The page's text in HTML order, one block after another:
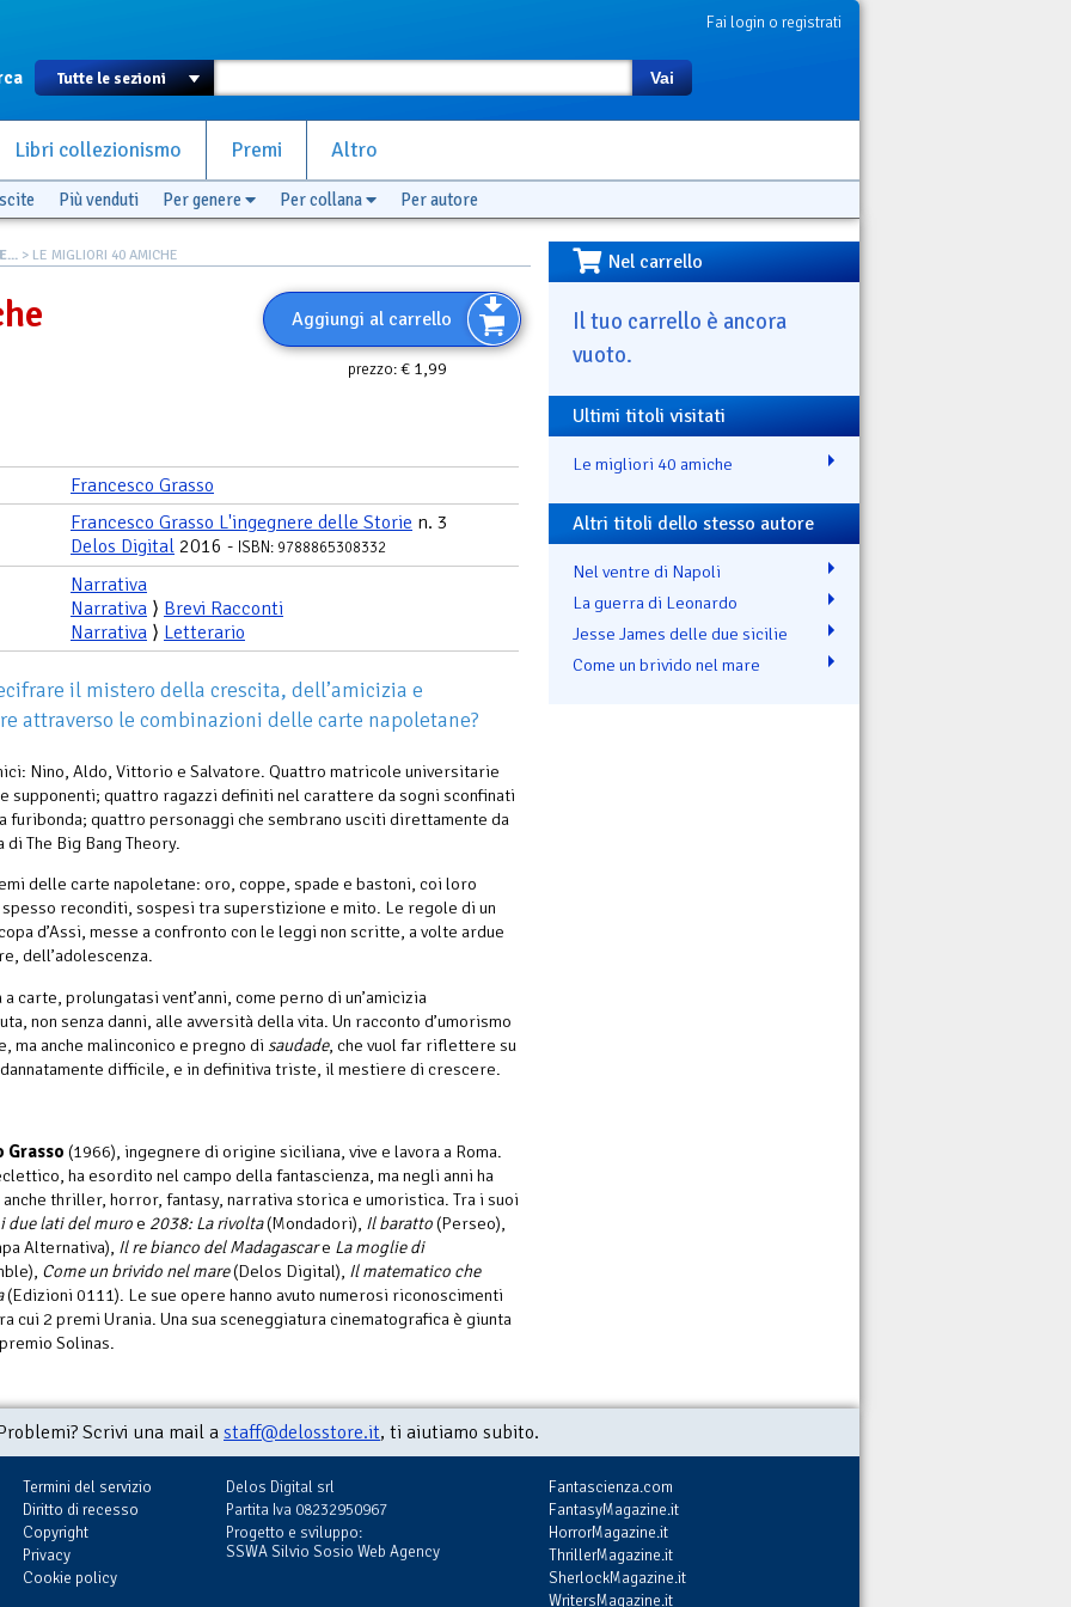
Fai login o registrati
Vai
Libri collezionismo Premi Altro
Più venduti Per genere Per collana Per autore
> LE MIGLIORI 40 AMICHE
Aggiungi al carrello
prezzo:€ 1,99
Francesco Grasso
Francesco Grasso L'ingegnere delle Storie n. 3
Delos Digital 2016 - ISBN: 9788865308332
Narrativa
Narrativa ⟩ Brevi Racconti
Narrativa ⟩ Letterario
il mistero della crescita, dell’amicizia e
attraverso le combinazioni delle carte napoletane?
Nino, Aldo, Vittorio e Salvatore. Quattro matricole universitarie
supponenti; quattro ragazzi definiti nel carattere da sogni sconfinati
furibonda; quattro personaggi che sembrano usciti direttamente da
di The Big Bang Theory.
delle carte napoletane: oro, coppe, spade e bastoni, coi loro
reconditi, sospesi tra superstizione e mito. Le regole di un
d’Assi, messe a confronto con le leggi non scritte, a volte ardue
dell’adolescenza.
carte, prolungatasi vent’anni, come perno di un’amicizia
non senza danni, alle avversità della vita. Un racconto d’umorismo
ma anche malinconico e pregno di saudade, che vuol far riflettere su
difficile, e in definitiva triste, il mestiere di crescere.
Grasso (1966), ingegnere di origine siciliana, vive e lavora a Roma.
ha esordito nel campo della fantascienza, ma negli anni ha
thriller, horror, fantasy, narrativa storica e umoristica. Tra i suoi
due lati del muroe 2038: La rivolta(Mondadori), Il baratto(Perseo),
Alternativa), Il re bianco del Madagascare La moglie di
Come un brivido nel mare(Delos Digital), Il matematico che
(Edizioni 0111). Le sue opere hanno avuto numerosi riconoscimenti
cui 2 premi Urania. Una sua sceneggiatura cinematografica è giunta
Solinas.
Nel carrello
Il tuo carrello è ancora
vuoto.
Ultimi titoli visitati
Le migliori 40 amiche
Altri titoli dello stesso autore
Nel ventre di Napoli
La guerra di Leonardo
Jesse James delle due sicilie
Come un brivido nel mare
Scrivi una mail a staff@delosstore.it, ti aiutiamo subito.
Termini del servizio
Diritto di recesso
Copyright
Privacy
Cookie policy
Delos Digital srl
Partita Iva 08232950967
Progetto e sviluppo:
SSWA Silvio Sosio Web Agency
Fantascienza.com
FantasyMagazine.it
HorrorMagazine.it
ThrillerMagazine.it
SherlockMagazine.it
WritersMagazine.it